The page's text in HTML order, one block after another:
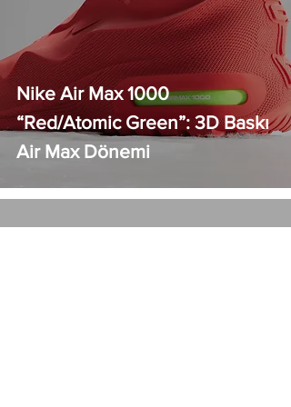
Nike Air Max 1000
“Red/Atomic Green”: 3D Baskı
Air Max Dönemi